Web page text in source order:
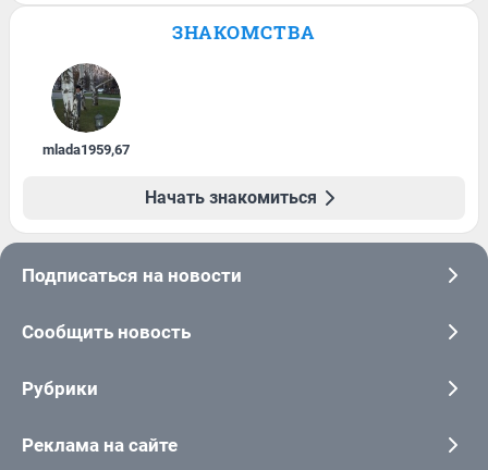
ЗНАКОМСТВА
mlada1959,67
Начать знакомиться
Подписаться на новости
Сообщить новость
Рубрики
Реклама на сайте